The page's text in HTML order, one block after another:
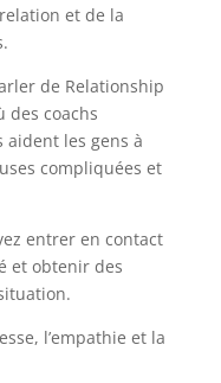
et de la
de Relationship
des coachs
les gens à
compliquées et
entrer en contact
et obtenir des
l’empathie et la